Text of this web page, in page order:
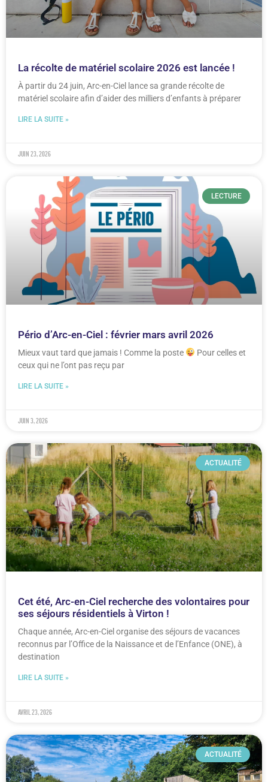
La récolte de matériel scolaire 2026 est lancée !
À partir du 24 juin, Arc-en-Ciel lance sa grande récolte de
matériel scolaire afin d’aider des milliers d’enfants à préparer
LIRE LA SUITE »
juin 23, 2026
LECTURE
Pério d’Arc-en-Ciel : février mars avril 2026
Mieux vaut tard que jamais ! Comme la poste
Pour celles et
ceux qui ne l’ont pas reçu par
LIRE LA SUITE »
juin 3, 2026
ACTUALITÉ
Cet été, Arc-en-Ciel recherche des volontaires pour
ses séjours résidentiels à Virton !
Chaque année, Arc-en-Ciel organise des séjours de vacances
reconnus par l’Office de la Naissance et de l’Enfance (ONE), à
destination
LIRE LA SUITE »
avril 23, 2026
ACTUALITÉ